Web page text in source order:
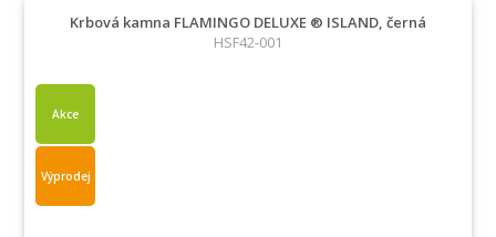
Krbová kamna FLAMINGO DELUXE ® ISLAND, černá
HSF42-001
Akce
Výprodej